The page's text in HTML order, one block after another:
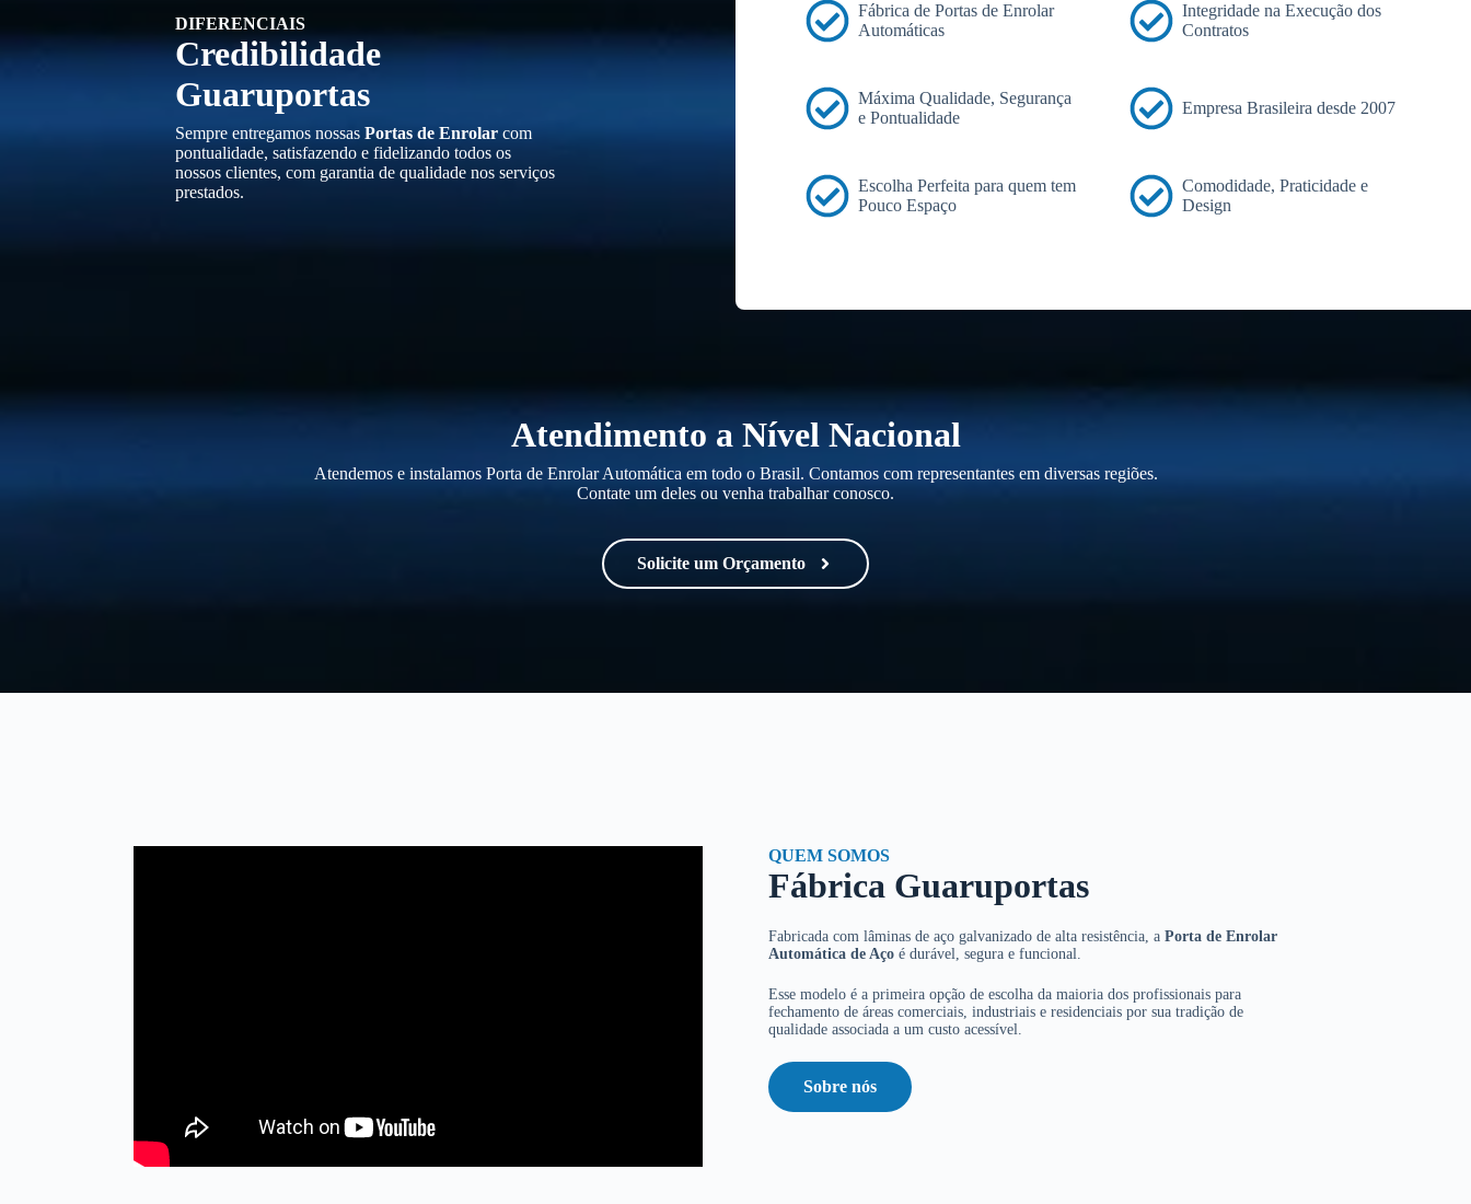
DIFERENCIAIS
Credibilidade
Guaruportas
Sempre entregamos nossas Portas de Enrolar com
pontualidade, satisfazendo e fidelizando todos os
nossos clientes, com garantia de qualidade nos serviços
prestados.
Fábrica de Portas de Enrolar
Automáticas
Máxima Qualidade, Segurança
e Pontualidade
Escolha Perfeita para quem tem
Pouco Espaço
Integridade na Execução dos
Contratos
Empresa Brasileira desde 2007
Comodidade, Praticidade e
Design
Atendimento a Nível Nacional
Atendemos e instalamos Porta de Enrolar Automática em todo o Brasil. Contamos com representantes em diversas regiões.
Contate um deles ou venha trabalhar conosco.
Solicite um Orçamento
QUEM SOMOS
Fábrica Guaruportas
Fabricada com lâminas de aço galvanizado de alta resistência, a Porta de Enrolar
Automática de Aço é durável, segura e funcional.
Esse modelo é a primeira opção de escolha da maioria dos profissionais para
fechamento de áreas comerciais, industriais e residenciais por sua tradição de
qualidade associada a um custo acessível.
Sobre nós